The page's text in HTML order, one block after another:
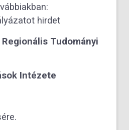
hirdet
Tudományi
Intézete